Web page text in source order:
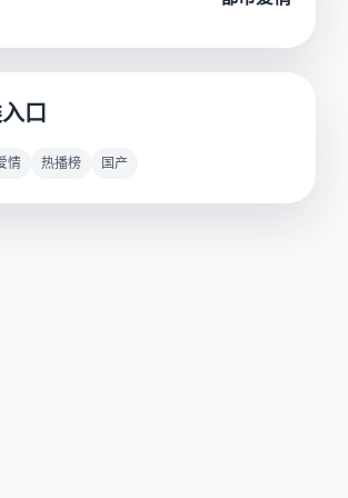
口
情 热播榜 国产